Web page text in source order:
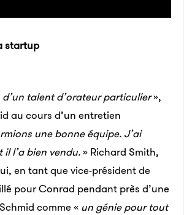
startup
d’un talent d’orateur particulier»,
au cours d’un entretien
une bonne équipe. J’ai
l’a bien vendu.» Richard Smith,
en tant que vice-président de
pour Conrad pendant près d’une
comme « un génie pour tout